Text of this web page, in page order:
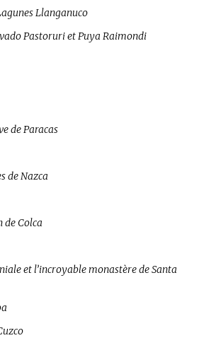
Llanganuco
Pastoruri et Puya Raimondi
de Paracas
de Nazca
de Colca
et l’incroyable monastère de Santa